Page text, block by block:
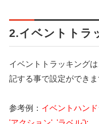
2.イベントトラ
イベントトラッキング
記する事で設定ができま
参考例： イベントハン